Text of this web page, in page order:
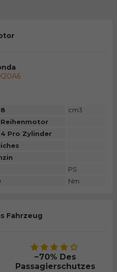
cm3
4 Pro Zylinder
PS
Nm
Fahrzeug
~70% Des
Passagierschutzes